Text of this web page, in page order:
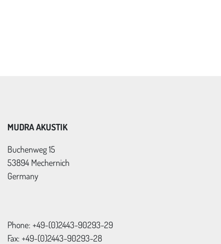
MUDRA AKUSTIK
Buchenweg 15
53894 Mechernich
Germany
Phone: +49-(0)2443-90293-29
Fax: +49-(0)2443-90293-28